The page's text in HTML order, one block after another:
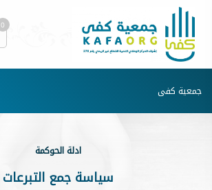
0
جمعية كفى
ادلة الحوكمة
سياسة جمع التبرعات